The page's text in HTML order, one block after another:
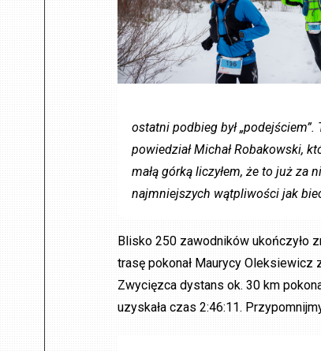
ostatni podbieg był
powiedział Michał Robakowski,
małą górką liczyłem, że to już za
najmniejszych wątpliwości jak
Blisko 250 zawodników ukończyło
trasę pokonał Maurycy Oleksiewicz
Zwycięzca dystans ok. 30 km
uzyskała czas 2:46:11.